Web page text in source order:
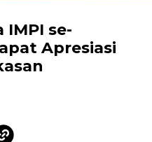
IMPI se-
Apresiasi